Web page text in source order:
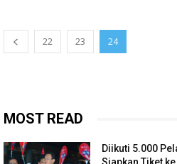
22 23 24
MOST READ
Diikuti 5.000